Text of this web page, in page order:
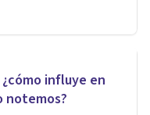
influye en
notemos?